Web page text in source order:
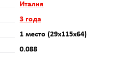
Италия
3 года
1 место (29х115х64)
0.088